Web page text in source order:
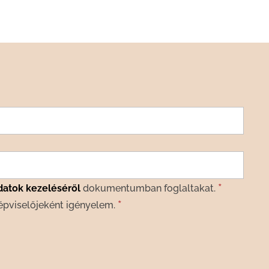
kezelésérőldokumentumban foglaltakat. *
igényelem. *